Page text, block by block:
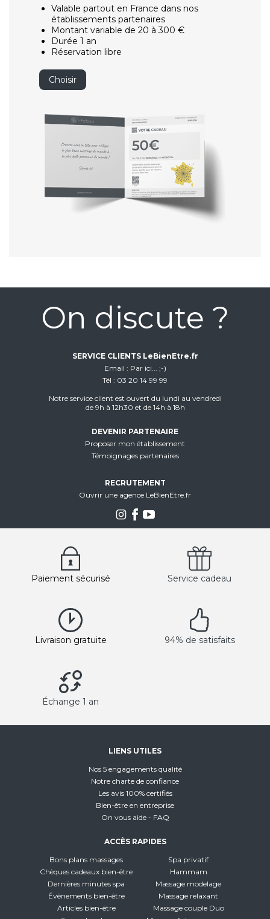
Valable partout en France dans nos
établissements partenaires
Montant variable de 20 à 300 €
Durée 1 an
Réservation libre
Choisir
On discute ?
SERVICE CLIENTS LeBienEtre.fr
Email
Par ici... ;-)
Tél
03 20 14 99 99
Notre service client est ouvert du lundi au vendredi
de 9h à 12h30 et de 14h à 18h
DEVENIR PARTENAIRE
Proposer mon établissement
Témoignages partenaires
RECRUTEMENT
Ouvrir une agence LeBienEtre.fr
Paiement sécurisé Service cadeau
Livraison gratuite 94% de satisfaits
Échange 1 an
LIENS UTILES
Nos 5 engagements qualité
Notre charte de confiance
Les avis 100% certifiés
Bien-être en entreprise
On vous aide - FAQ
ACCÈS RAPIDES
Bons plans massages
Chèques cadeaux bien-être
Dernières minutes spa
Évènements bien-être
Articles bien-être
Spa privatif
Hammam
Massage modelage
Massage relaxant
Massage couple Duo